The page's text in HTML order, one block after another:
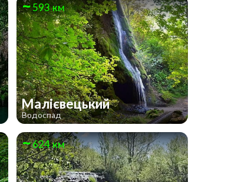
593 км
Малієвецький
Водоспад
624 км